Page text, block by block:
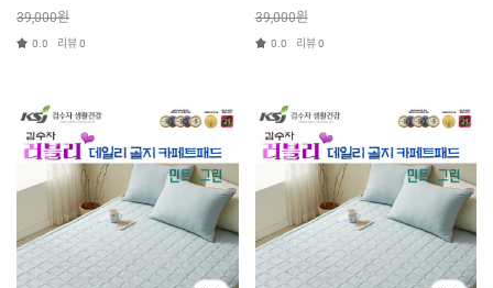
39,000원
0.0 리뷰0
39,000원
0.0 리뷰0